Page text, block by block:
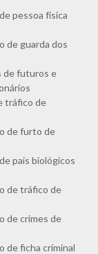
pessoa física
de guarda dos
de futuros e
tráfico de
de furto de
pais biológicos
de tráfico de
de crimes de
de ficha criminal